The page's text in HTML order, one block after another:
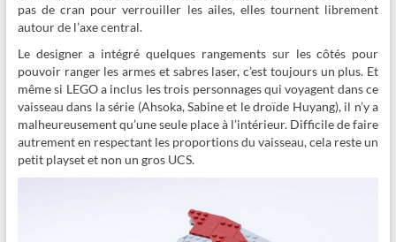
pas de cran pour verrouiller les ailes, elles tournent librement
autour de l’axe central.
Le designer a intégré quelques rangements sur les côtés pour
pouvoir ranger les armes et sabres laser, c’est toujours un plus. Et
même si LEGO a inclus les trois personnages qui voyagent dans ce
vaisseau dans la série (Ahsoka, Sabine et le droïde Huyang), il n’y a
malheureusement qu’une seule place à l’intérieur. Difficile de faire
autrement en respectant les proportions du vaisseau, cela reste un
petit playset et non un gros UCS.